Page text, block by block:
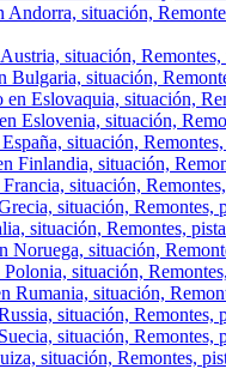
situación,
situación, Remontes,
situación,
Eslovaquia, situación,
Eslovenia, situación,
situación,
Finlandia, situación,
situación,
situación, Remontes,
situación, Remontes,
situación,
situación,
situación,
situación, Remontes,
situación, Remontes,
situación, Remontes,